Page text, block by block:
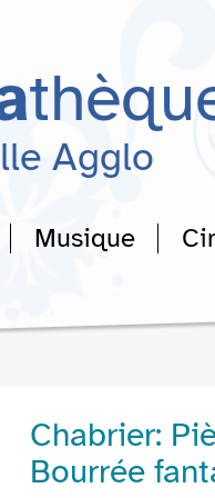
Agglo
Musique
Chabrier:
Bourrée